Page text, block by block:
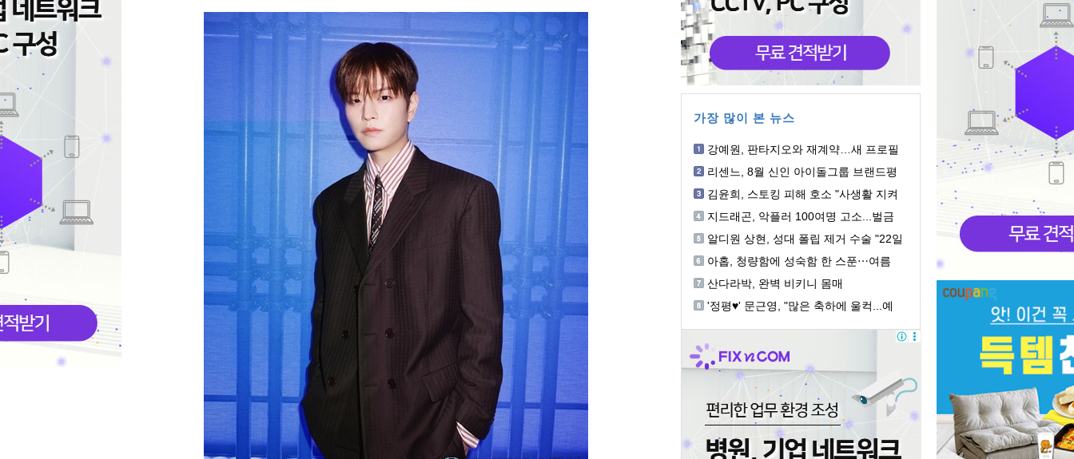
가장 많이 본 뉴스
강예원, 판타지오와 재계약…새 프로필
리센느, 8월 신인 아이돌그룹 브랜드평
김윤희, 스토킹 피해 호소 "사생활 지켜
지드래곤, 악플러 100여명 고소...벌금
알디원 상현, 성대 폴립 제거 수술 "22일
아홉, 청량함에 성숙함 한 스푼⋯여름
산다라박, 완벽 비키니 몸매
'정평♥' 문근영, "많은 축하에 울컥...예